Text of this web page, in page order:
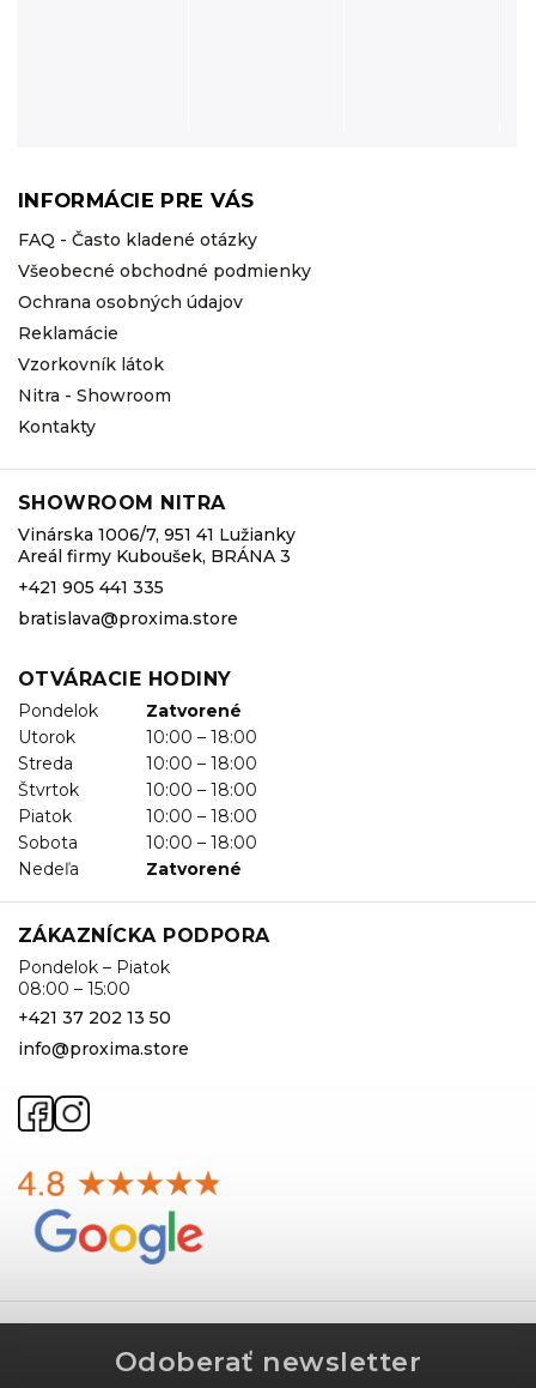
INFORMÁCIE PRE VÁS
FAQ - Často kladené otázky
Všeobecné obchodné podmienky
Ochrana osobných údajov
Reklamácie
Vzorkovník látok
Nitra - Showroom
Kontakty
SHOWROOM NITRA
Vinárska 1006/7, 951 41 Lužianky
Areál firmy Kuboušek, BRÁNA 3
+421 905 441 335
bratislava@proxima.store
OTVÁRACIE HODINY
Pondelok
Zatvorené
Utorok
10:00 – 18:00
Streda
10:00 – 18:00
Štvrtok
10:00 – 18:00
Piatok
10:00 – 18:00
Sobota
10:00 – 18:00
Nedeľa
Zatvorené
ZÁKAZNÍCKA PODPORA
Pondelok – Piatok
08:00 – 15:00
+421 37 202 13 50
info@proxima.store
Odoberať newsletter